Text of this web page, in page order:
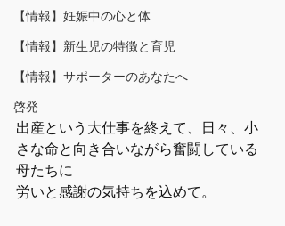
【情報】妊娠中の心と体
【情報】新生児の特徴と育児
【情報】サポーターのあなたへ
啓発
出産という大仕事を終えて、日々、小
さな命と向き合いながら奮闘している
母たちに
労いと感謝の気持ちを込めて。